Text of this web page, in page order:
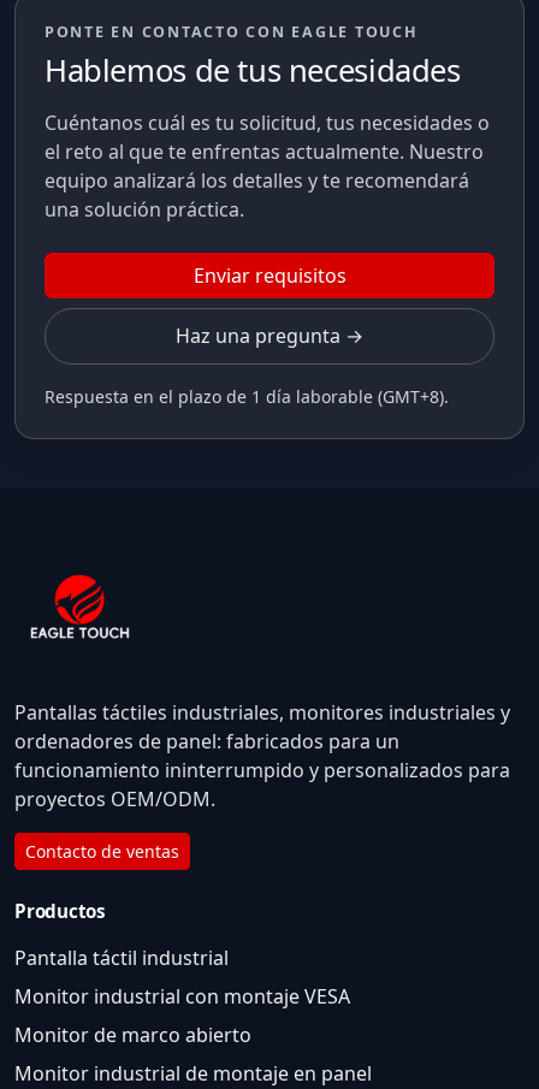
PONTE EN CONTACTO CON EAGLE TOUCH
Hablemos de tus necesidades
Cuéntanos cuál es tu solicitud, tus necesidades o
el reto al que te enfrentas actualmente. Nuestro
equipo analizará los detalles y te recomendará
una solución práctica.
Enviar requisitos
Haz una pregunta →
Respuesta en el plazo de 1 día laborable (GMT+8).
Pantallas táctiles industriales, monitores industriales y
ordenadores de panel: fabricados para un
funcionamiento ininterrumpido y personalizados para
proyectos OEM/ODM.
Contacto de ventas
Productos
Pantalla táctil industrial
Monitor industrial con montaje VESA
Monitor de marco abierto
Monitor industrial de montaje en panel